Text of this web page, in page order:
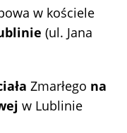
w kościele
(ul. Jana
Zmarłego na
w Lublinie